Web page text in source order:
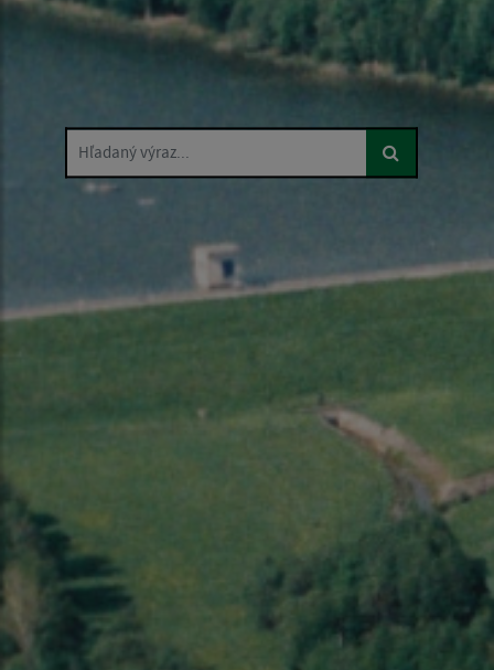
Hľadaný výraz...